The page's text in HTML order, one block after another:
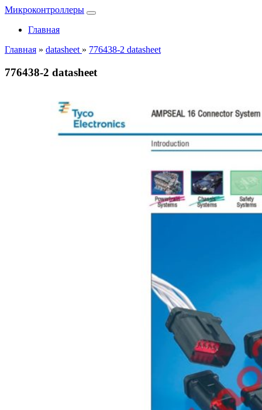
Микроконтроллеры
Главная
Главная » datasheet » 776438-2 datasheet
776438-2 datasheet